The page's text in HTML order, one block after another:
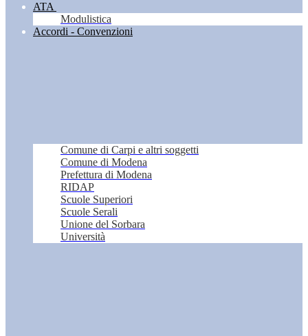
ATA
Modulistica
Accordi - Convenzioni
Comune di Carpi e altri soggetti
Comune di Modena
Prefettura di Modena
RIDAP
Scuole Superiori
Scuole Serali
Unione del Sorbara
Università